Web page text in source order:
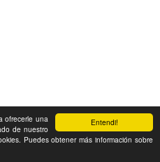
Entendi!
ofrecerle una
de nuestro
Puedes obtener más información sobre